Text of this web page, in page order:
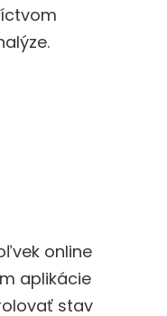
online
aplikácie
stav